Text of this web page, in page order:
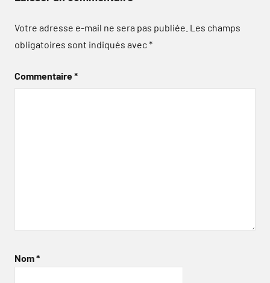
Votre adresse e-mail ne sera pas publiée. Les champs
obligatoires sont indiqués avec*
Commentaire*
Nom*